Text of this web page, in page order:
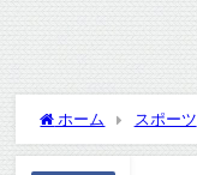
ホーム スポーツ